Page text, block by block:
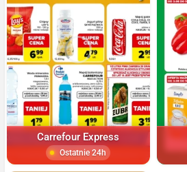
Carrefour Express
Ostatnie 24h